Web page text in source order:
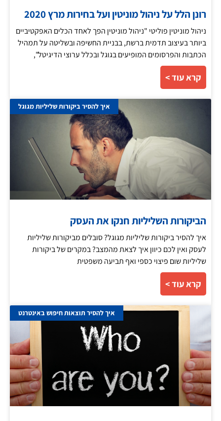
רונן הלל על ניהול מוניטין ועל בחירות מרץ 2020
ניהול מוניטין פוליטי "ניהול מוניטין הפך לאחד הכלים האפקטיביים
ביותר בעיצוב תדמית ברשת, בבניית החשיפה ובשליטה על תמהיל
הכתבות והפרסומים המופיעים בגוגל ובכלל ערוצי הדיגיטל",
קרא עוד >
איך להסיר ביקורות שליליות מגוגל
הביקורות השליליות חנקו את העסק
איך להסיר ביקורות שליליות מגוגל? סובלים מביקורות שליליות
לעסק ואין לכם כיוון איך לצאת מהמצב? במקרים של ביקורות
שליליות שום פיצוי כספי ואף תביעה משפטית
קרא עוד >
איך להסיר תוצאות חיפוש באינטרנט